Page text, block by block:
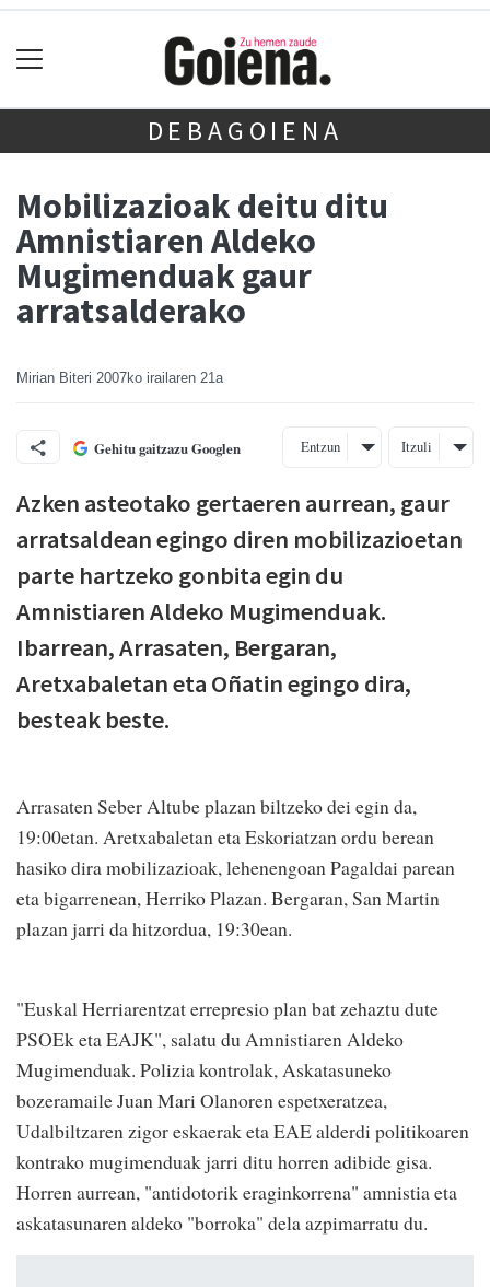
DEBAGOIENA
Mobilizazioak deitu ditu
Amnistiaren Aldeko
Mugimenduak gaur
arratsalderako
Mirian Biteri 2007ko irailaren 21a
Gehitu gaitzazu Googlen Entzun Itzuli
Azken asteotako gertaeren aurrean, gaur
arratsaldean egingo diren mobilizazioetan
parte hartzeko gonbita egin du
Amnistiaren Aldeko Mugimenduak.
Ibarrean, Arrasaten, Bergaran,
Aretxabaletan eta Oñatin egingo dira,
besteak beste.
Arrasaten Seber Altube plazan biltzeko dei egin da,
19:00etan. Aretxabaletan eta Eskoriatzan ordu berean
hasiko dira mobilizazioak, lehenengoan Pagaldai parean
eta bigarrenean, Herriko Plazan. Bergaran, San Martin
plazan jarri da hitzordua, 19:30ean.
"Euskal Herriarentzat errepresio plan bat zehaztu dute
PSOEk eta EAJK", salatu du Amnistiaren Aldeko
Mugimenduak. Polizia kontrolak, Askatasuneko
bozeramaile Juan Mari Olanoren espetxeratzea,
Udalbiltzaren zigor eskaerak eta EAE alderdi politikoaren
kontrako mugimenduak jarri ditu horren adibide gisa.
Horren aurrean, "antidotorik eraginkorrena" amnistia eta
askatasunaren aldeko "borroka" dela azpimarratu du.